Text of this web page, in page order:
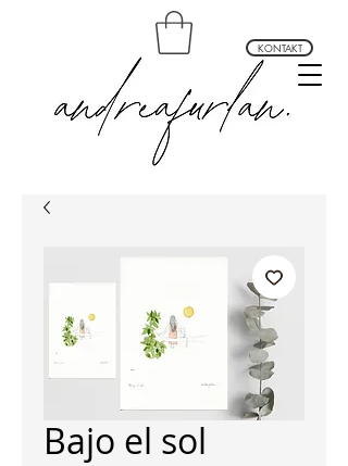
KONTAKT
andrea furlan arte profundo
Bajo el sol